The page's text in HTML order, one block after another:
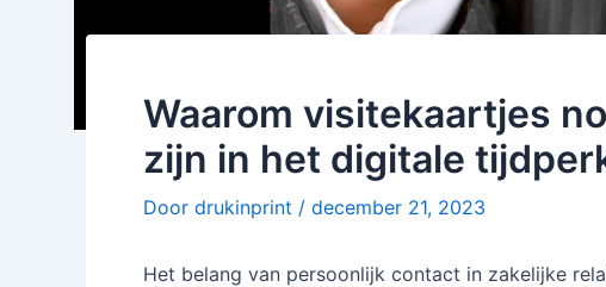
Waarom visitekaartjes
zijn in het digitale
Door drukinprint / december 21, 2023
Het belang van persoonlijk contact in zakelijke